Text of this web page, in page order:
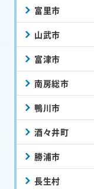
富里市
山武市
富津市
南房総市
鴨川市
酒々井町
勝浦市
長生村